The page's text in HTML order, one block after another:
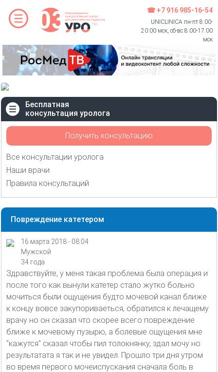
☎ +7 916 985-16-54
UNICLINICA пн-пт 8:00-
20:00 мск, сб-вс 8:00-17:00
мск
Бесплатная
консультация уролога
Получить консультацию
Все консультации уролога
Наши врачи
Правила консультаций
Повреждение катетером
16 марта 2018 - 08:04
Мужской
34 года
Здравствуйте, у меня такая проблема была операция и
после того как вынули катетер стало жутко больно
мочиться были ощущения будто мочевой канал ближе
к концу вовсе закупориваеться, обратился к лечащему
врачу но он сказал что скорее всего повреждение
ближе к мочевому пузырю, а болевые ощущения мне
"кажутся" сказал чтобы пил толокнянку, здал мочу но
результатата я так и не увидел. Прошло три дня утром
во время первого мочеиспускания сначала боль в